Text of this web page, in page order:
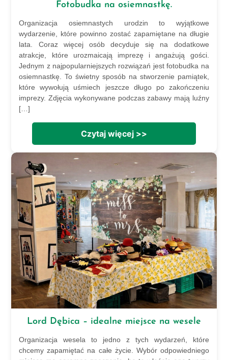
Fotobudka na osiemnastkę.
Organizacja osiemnastych urodzin to wyjątkowe
wydarzenie, które powinno zostać zapamiętane na długie
lata. Coraz więcej osób decyduje się na dodatkowe
atrakcje, które urozmaicają imprezę i angażują gości.
Jednym z najpopularniejszych rozwiązań jest fotobudka na
osiemnastkę. To świetny sposób na stworzenie pamiątek,
które wywołują uśmiech jeszcze długo po zakończeniu
imprezy. Zdjęcia wykonywane podczas zabawy mają luźny
[…]
Czytaj więcej >>
Lord Dębica – idealne miejsce na wesele
Organizacja wesela to jedno z tych wydarzeń, które
chcemy zapamiętać na całe życie. Wybór odpowiedniego